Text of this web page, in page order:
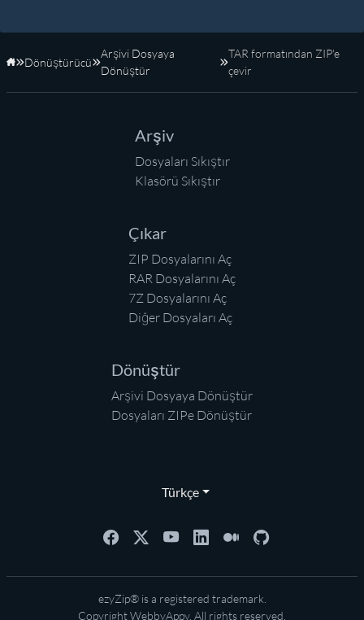
Anasayfa
Dönüştürücü
Arşivi Dosyaya
Dönüştür
TAR formatından ZIP'e
çevir
Arşiv
Dosyaları Sıkıştır
Klasörü Sıkıştır
Çıkar
ZIP Dosyalarını Aç
RAR Dosyalarını Aç
7Z Dosyalarını Aç
Diğer Dosyaları Aç
Dönüştür
Arşivi Dosyaya Dönüştür
Dosyaları ZIPe Dönüştür
Türkçe
ezyZip® is a registered trademark.
CopyrightWebbyAppy. All rights reserved.